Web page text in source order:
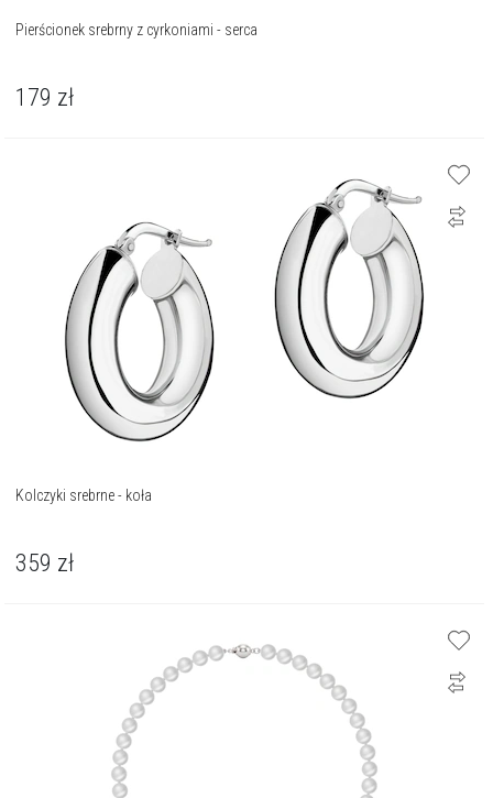
Pierścionek srebrny z cyrkoniami - serca
179 zł
Kolczyki srebrne - koła
359 zł